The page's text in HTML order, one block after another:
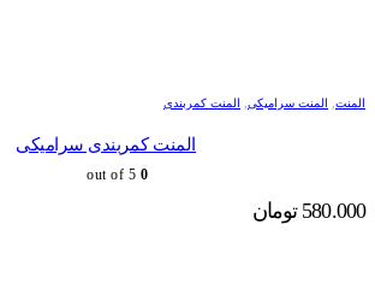
المنت, المنت سرامیکی, المنت کمربندی
المنت کمربندی سرامیکی
0
580.000 تومان